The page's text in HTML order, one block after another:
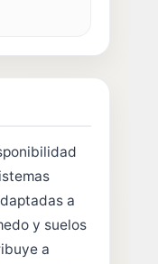
a
y suelos
a